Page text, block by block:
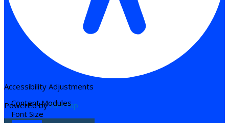
Accessibility Adjustments
Powered byOneTap
Content Modules
Font Size